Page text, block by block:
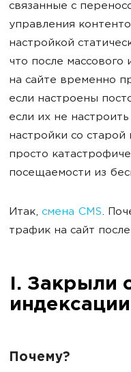
связанные с
управления
настройкой
что после
на сайте временно
если настроены
если их не
настройки со
просто
посещаемости из
Итак, смена CMS.
трафик на сайт
I. Закрыли
индексации
Почему?